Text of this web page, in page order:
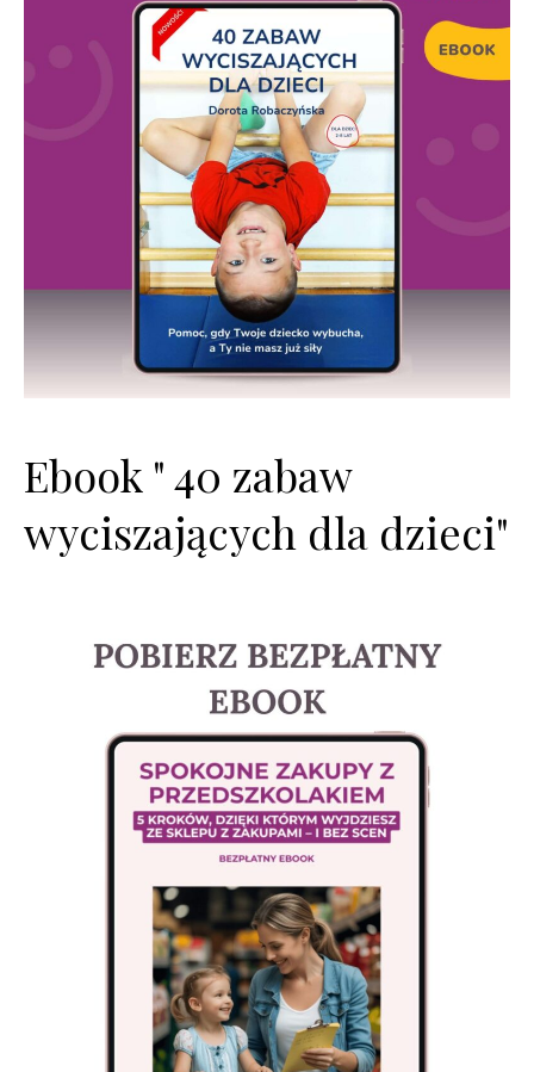
Ebook " 40 zabaw
wyciszających dla dzieci"